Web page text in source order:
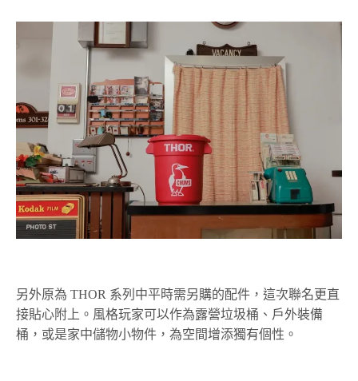
另外原為 THOR 系列中平時需另購的配件，這次聯名更直
接貼心附上。風格玩家可以作為露營垃圾桶、戶外裝備
桶，或是家中儲物小物件，為空間增添獨有個性。